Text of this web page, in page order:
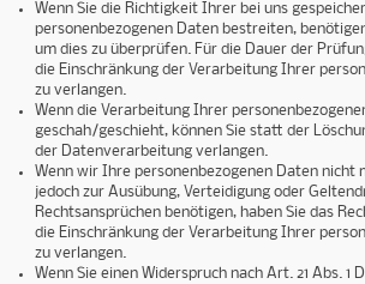
Wenn Sie die Richtigkeit Ihrer bei uns
personenbezogenen Daten bestreiten,
um dies zu überprüfen. Für die Dauer der
die Einschränkung der Verarbeitung Ihrer
zu verlangen.
Wenn die Verarbeitung Ihrer
geschah/geschieht, können Sie statt der
der Datenverarbeitung verlangen.
Wenn wir Ihre personenbezogenen Daten nicht
jedoch zur Ausübung, Verteidigung oder
Rechtsansprüchen benötigen, haben Sie das
die Einschränkung der Verarbeitung Ihrer
zu verlangen.
Wenn Sie einen Widerspruch nach Art. 21 Abs. 1